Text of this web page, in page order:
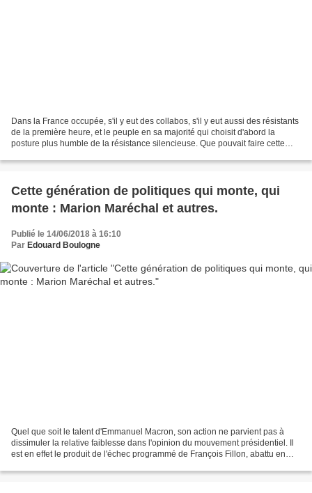
Dans la France occupée, s'il y eut des collabos, s'il y eut aussi des résistants
de la première heure, et le peuple en sa majorité qui choisit d'abord la
posture plus humble de la résistance silencieuse. Que pouvait faire cette
Cette génération de politiques qui monte, qui
monte : Marion Maréchal et autres.
Publié le 14/06/2018 à 16:10
Par Edouard Boulogne
Quel que soit le talent d'Emmanuel Macron, son action ne parvient pas à
dissimuler la relative faiblesse dans l'opinion du mouvement présidentiel. Il
est en effet le produit de l'échec programmé de François Fillon, abattu en